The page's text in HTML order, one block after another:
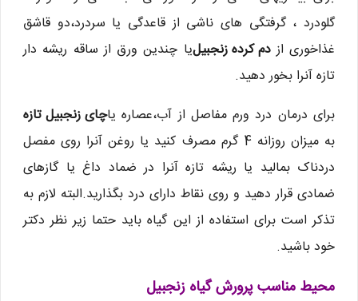
گلودرد ، گرفتگی های ناشی از قاعدگی یا سردرد،دو قاشق
غذاخوری ازدم كرده زنجبیلیا چندین ورق از ساقه ریشه دار
تازه آنرا بخور دهید.
برای درمان درد ورم مفاصل از آب،عصاره یاچای زنجبیل تازه
به میزان روزانه 4 گرم مصرف كنید یا روغن آنرا روی مفصل
دردناک بمالید یا ریشه تازه آنرا در ضماد داغ یا گازهای
ضمادی قرار دهید و روی نقاط دارای درد بگذارید.البته لازم به
تذکر است برای استفاده از این گیاه باید حتما زیر نظر دکتر
خود باشید.
محیط مناسب پرورش گیاه زنجبیل